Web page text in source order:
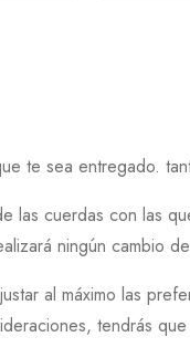
te sea entregado.
las cuerdas con las
ningún cambio
al máximo las
tendrás